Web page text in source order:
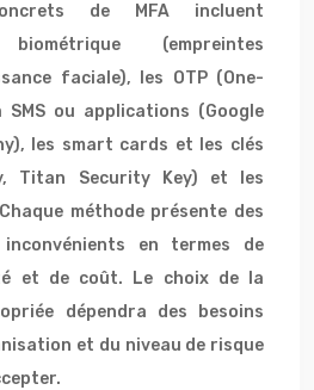
de MFA incluent
biométrique (empreintes
faciale), les OTP (One-
SMS ou applications (Google
les smart cards et les clés
Titan Security Key) et les
méthode présente des
en termes de
et de coût. Le choix de la
dépendra des besoins
et du niveau de risque